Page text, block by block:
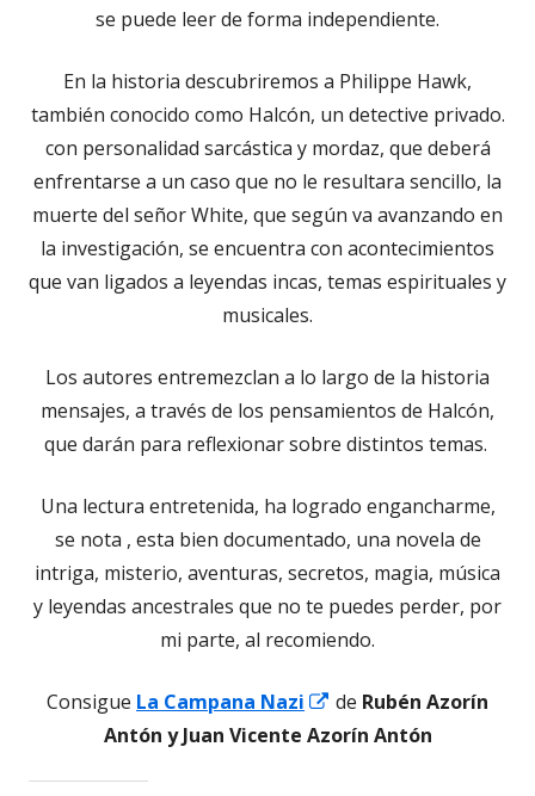
en
ventana
nueva
se puede leer de forma independiente.
En la historia descubriremos a Philippe Hawk,
también conocido como Halcón, un detective privado.
con personalidad sarcástica y mordaz, que deberá
enfrentarse a un caso que no le resultara sencillo, la
muerte del señor White, que según va avanzando en
la investigación, se encuentra con acontecimientos
que van ligados a leyendas incas, temas espirituales y
musicales.
Los autores entremezclan a lo largo de la historia
mensajes, a través de los pensamientos de Halcón,
que darán para reflexionar sobre distintos temas.
Una lectura entretenida, ha logrado engancharme,
se nota , esta bien documentado, una novela de
intriga, misterio, aventuras, secretos, magia, música
y leyendas ancestrales que no te puedes perder, por
mi parte, al recomiendo.
Consigue La Campana Nazi
Abrir
en
de Rubén Azorín
Antón y Juan Vicente Azorín Antón